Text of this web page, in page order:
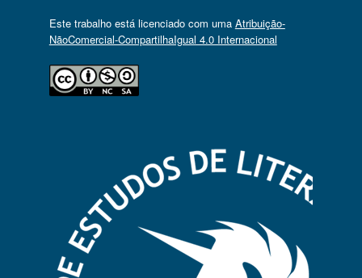
Este trabalho está licenciado com uma Atribuição-
NãoComercial-CompartilhaIgual 4.0 Internacional